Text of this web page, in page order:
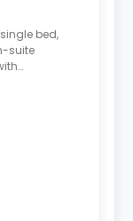
bed,
suite